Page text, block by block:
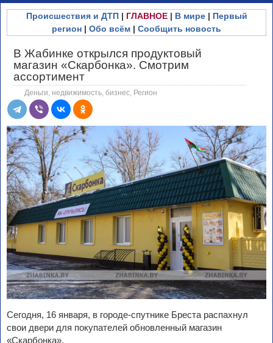
Происшествия и ДТП| ГЛАВНОЕ| В мире| Первый
регион | Обо всём | Сообщить новость
В Жабинке открылся продуктовый
магазин «Скарбонка». Смотрим
ассортимент
Деньги, недвижимость, бизнес Регион
Сегодня, 16 января, в городе-спутнике Бреста распахнул
свои двери для покупателей обновленный магазин
«Скарбонка».